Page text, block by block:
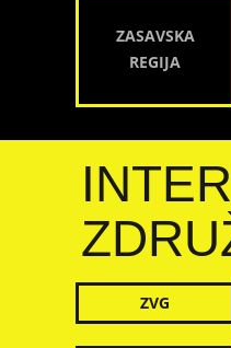
ZASAVSKA
REGIJA
ZVG